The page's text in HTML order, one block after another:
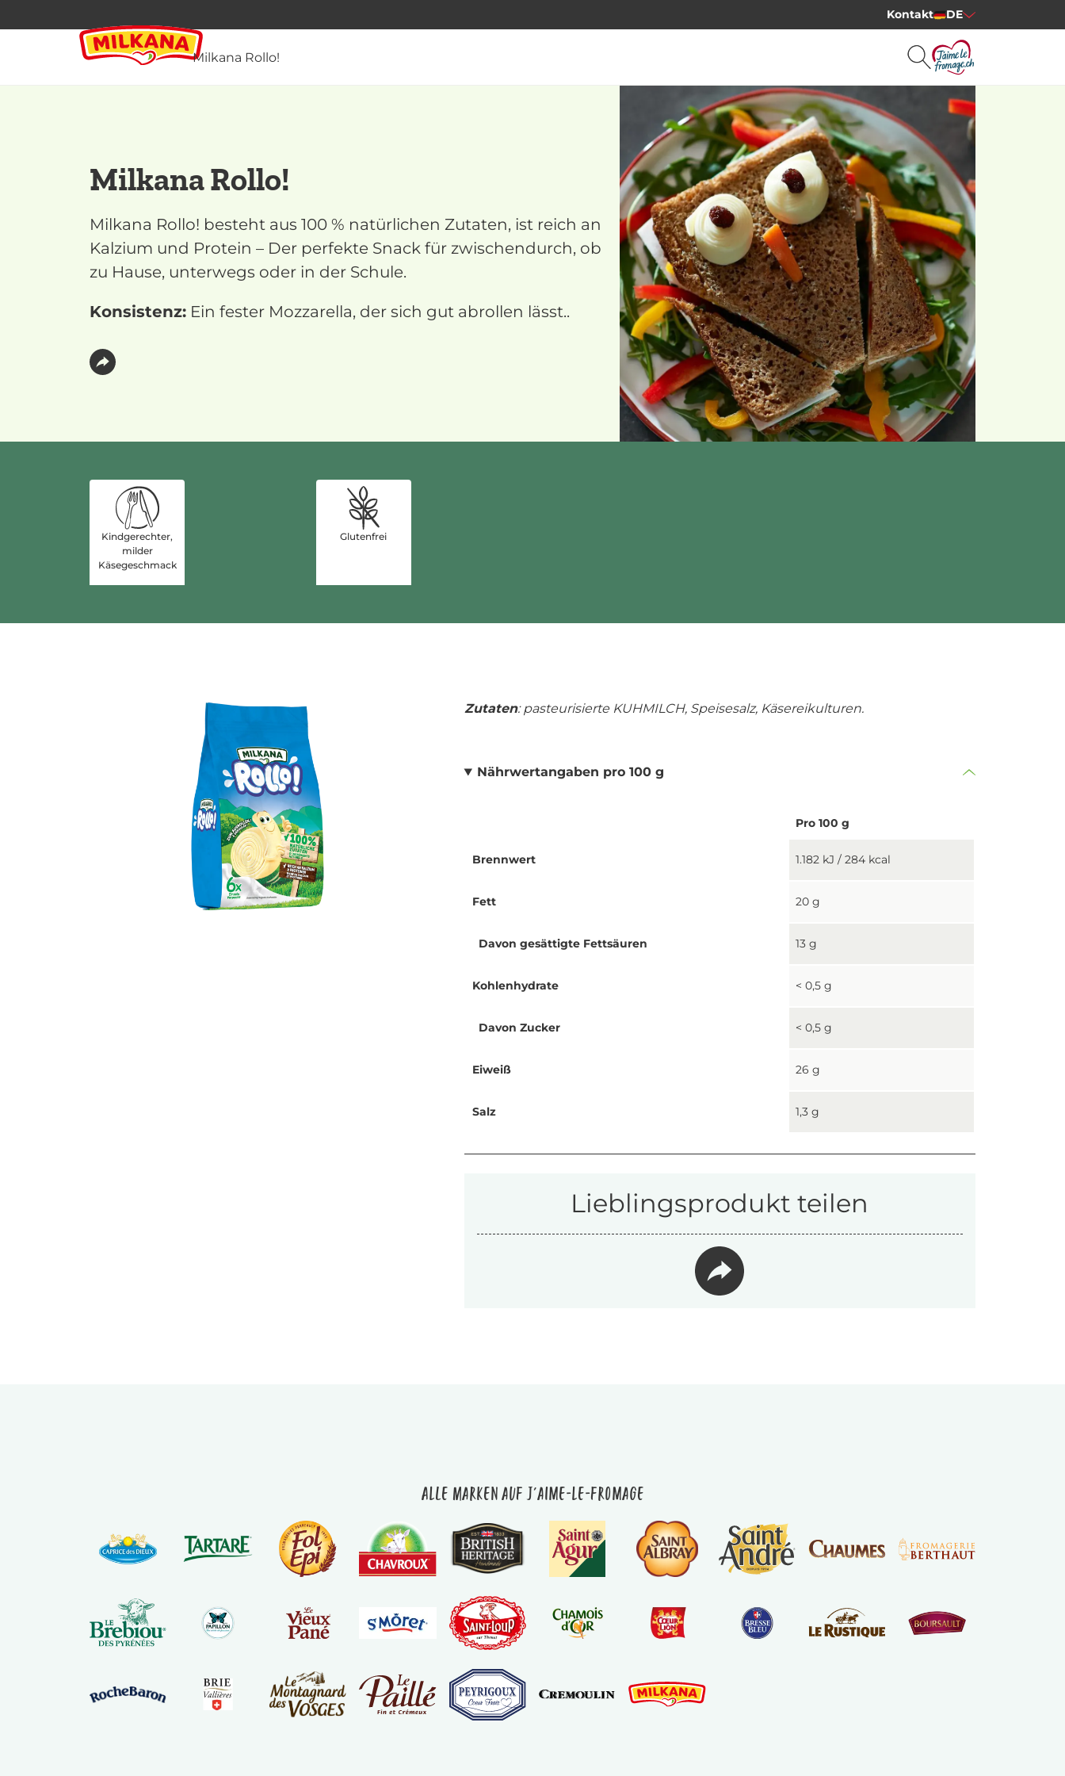
Kontakt DE
Milkana Rollo!
Milkana Rollo!
Milkana Rollo! besteht aus 100 % natürlichen Zutaten, ist reich an
Kalzium und Protein – Der perfekte Snack für zwischendurch, ob
zu Hause, unterwegs oder in der Schule.
Konsistenz: Ein fester Mozzarella, der sich gut abrollen lässt..
Kindgerechter,
milder
Käsegeschmack
Glutenfrei
Zutaten: pasteurisierte KUHMILCH, Speisesalz, Käsereikulturen.
Nährwertangaben pro 100 g
Pro 100 g
Brennwert 1.182 kJ / 284 kcal
Fett 20 g
Davon gesättigte Fettsäuren 13 g
Kohlenhydrate < 0,5 g
Davon Zucker < 0,5 g
Eiweiß 26 g
Salz 1,3 g
Lieblingsprodukt teilen
Alle Marken auf J'aime-le-fromage